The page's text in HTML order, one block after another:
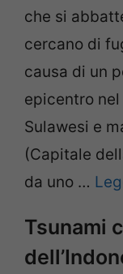
che si
cercano di
causa di un
epicentro nel
Sulawesi e
(Capitale
da uno …
Tsunami